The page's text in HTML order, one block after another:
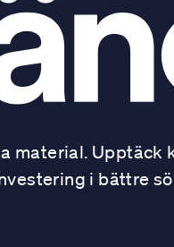
material. Upptäck
i bättre